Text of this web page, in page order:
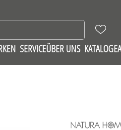
SERVICEÜBER UNS KATALOGE